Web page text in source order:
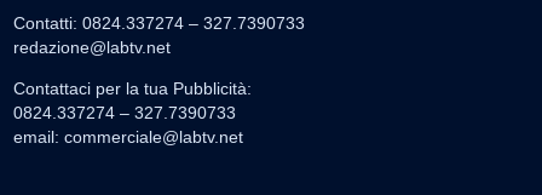
Contatti: 0824.337274 – 327.7390733
redazione@labtv.net
Contattaci per la tua Pubblicità:
0824.337274 – 327.7390733
email: commerciale@labtv.net